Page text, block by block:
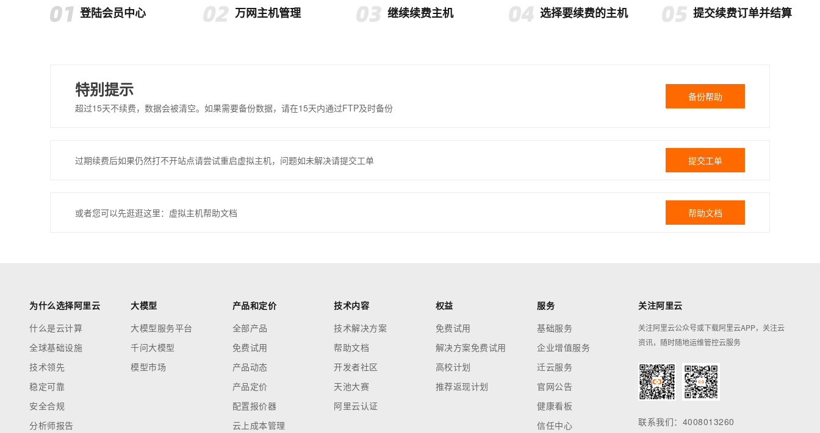
登陆会员中心 万网主机管理 继续续费主机 选择要续费的主机 提交续费订单并结算
特别提示
超过15天不续费，数据会被清空。如果需要备份数据，请在15天内通过FTP及时备份
备份帮助
过期续费后如果仍然打不开站点请尝试重启虚拟主机，问题如未解决请提交工单 提交工单
或者您可以先逛逛这里：虚拟主机帮助文档 帮助文档